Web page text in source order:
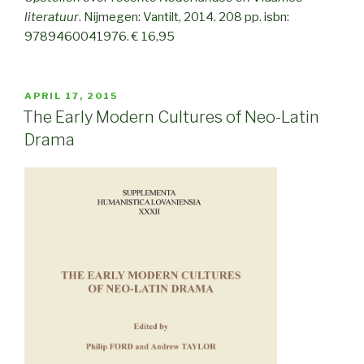
literatuur. Nijmegen: Vantilt, 2014. 208 pp. isbn:
9789460041976. € 16,95
POSTED
ON
APRIL 17, 2015
The Early Modern Cultures of Neo-Latin
Drama